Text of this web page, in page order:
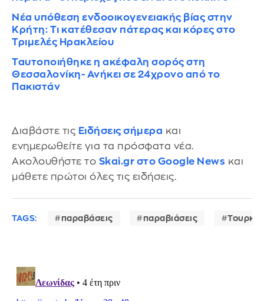
Νέα υπόθεση ενδοοικογενειακής βίας στην
Κρήτη: Τι κατέθεσαν πάτερας και κόρες στο
Τριμελές Ηρακλείου
Ταυτοποιήθηκε η ακέφαλη σορός στη
Θεσσαλονίκη- Ανήκει σε 24χρονο από το
Πακιστάν
Διαβάστε τις Ειδήσεις σήμερα και
ενημερωθείτε για τα πρόσφατα νέα.
Ακολουθήστε το Skai.gr στο Google News και
μάθετε πρώτοι όλες τις ειδήσεις.
TAGS: παραβάσεις παραβιάσεις Τουρκία